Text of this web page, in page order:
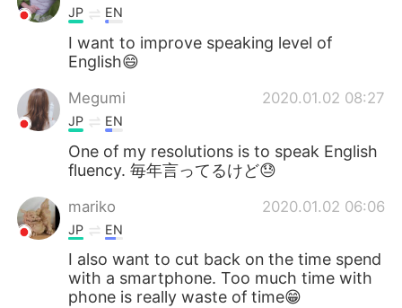
JP EN
I want to improve speaking level of
English😄
Megumi 2020.01.02 08:27
JP EN
One of my resolutions is to speak English
fluency. 毎年言ってるけど😓
mariko 2020.01.02 06:06
JP EN
I also want to cut back on the time spend
with a smartphone. Too much time with
phone is really waste of time😁